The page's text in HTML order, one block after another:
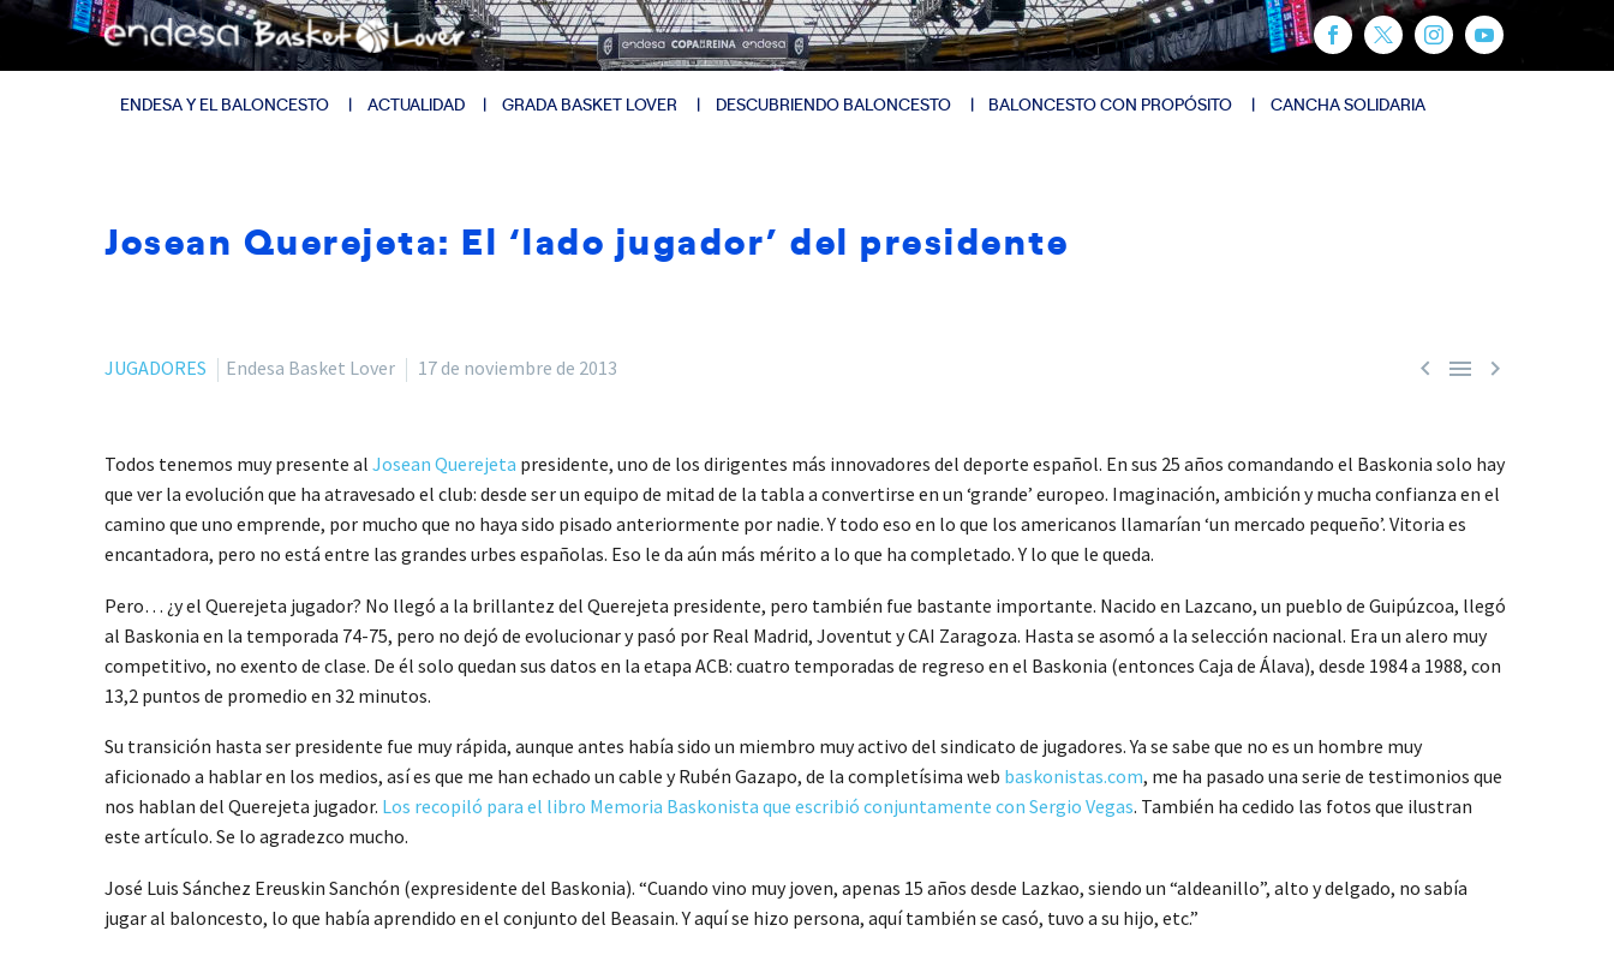
ENDESA Y EL BALONCESTO ACTUALIDAD GRADA BASKET LOVER DESCUBRIENDO BALONCESTO BALONCESTO CON PROPÓSITO CANCHA SOLIDARIA
Josean Querejeta: El ‘lado jugador’ del presidente
  
JUGADORES Endesa Basket Lover 17 de noviembre de 2013
Todos tenemos muy presente al Josean Querejeta presidente, uno de los dirigentes más innovadores del deporte español. En sus 25 años comandando el Baskonia solo hay
que ver la evolución que ha atravesado el club: desde ser un equipo de mitad de la tabla a convertirse en un ‘grande’ europeo. Imaginación, ambición y mucha confianza en el
camino que uno emprende, por mucho que no haya sido pisado anteriormente por nadie. Y todo eso en lo que los americanos llamarían ‘un mercado pequeño’. Vitoria es
encantadora, pero no está entre las grandes urbes españolas. Eso le da aún más mérito a lo que ha completado. Y lo que le queda.
Pero… ¿y el Querejeta jugador? No llegó a la brillantez del Querejeta presidente, pero también fue bastante importante. Nacido en Lazcano, un pueblo de Guipúzcoa, llegó
al Baskonia en la temporada 74-75, pero no dejó de evolucionar y pasó por Real Madrid, Joventut y CAI Zaragoza. Hasta se asomó a la selección nacional. Era un alero muy
competitivo, no exento de clase. De él solo quedan sus datos en la etapa ACB: cuatro temporadas de regreso en el Baskonia (entonces Caja de Álava), desde 1984 a 1988, con
13,2 puntos de promedio en 32 minutos.
Su transición hasta ser presidente fue muy rápida, aunque antes había sido un miembro muy activo del sindicato de jugadores. Ya se sabe que no es un hombre muy
aficionado a hablar en los medios, así es que me han echado un cable y Rubén Gazapo, de la completísima web baskonistas.com, me ha pasado una serie de testimonios que
nos hablan del Querejeta jugador. Los recopiló para el libro Memoria Baskonista que escribió conjuntamente con Sergio Vegas. También ha cedido las fotos que ilustran
este artículo. Se lo agradezco mucho.
José Luis Sánchez Ereuskin Sanchón (expresidente del Baskonia). “Cuando vino muy joven, apenas 15 años desde Lazkao, siendo un “aldeanillo”, alto y delgado, no sabía
jugar al baloncesto, lo que había aprendido en el conjunto del Beasain. Y aquí se hizo persona, aquí también se casó, tuvo a su hijo, etc.”